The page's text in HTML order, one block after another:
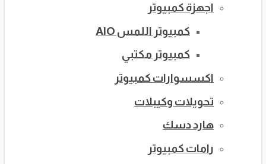
اجهزة كمبيوتر
كمبيوتر اللمس AIO
كمبيوتر مكتبي
اكسسوارات كمبيوتر
تحويلات وكيبلات
هارد دسك
رامات كمبيوتر